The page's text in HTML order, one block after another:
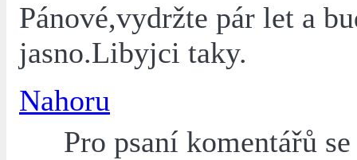
Pánové,vydržte pár let a
jasno.Libyjci taky.
Nahoru
Pro psaní komentářů